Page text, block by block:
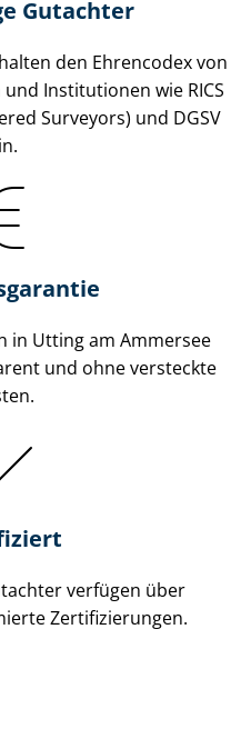
Gutachter
den Ehrencodex von
Institutionen wie RICS
Surveyors) und DGSV
in Utting am Ammersee
und ohne versteckte
verfügen über
Zer­ti­fi­zie­run­gen.